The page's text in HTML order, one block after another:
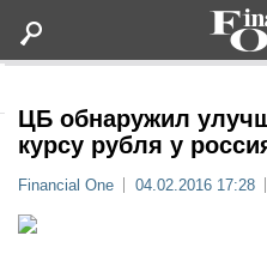
Статьи
ЦБ обнаружил
курсу рубля у
Financial One 04.02.2016 17:28